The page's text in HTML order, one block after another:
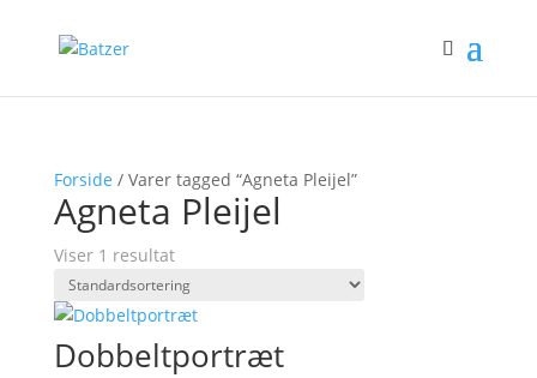
Forside / Varer tagged “Agneta Pleijel”
Agneta Pleijel
Viser 1 resultat
Dobbeltportræt